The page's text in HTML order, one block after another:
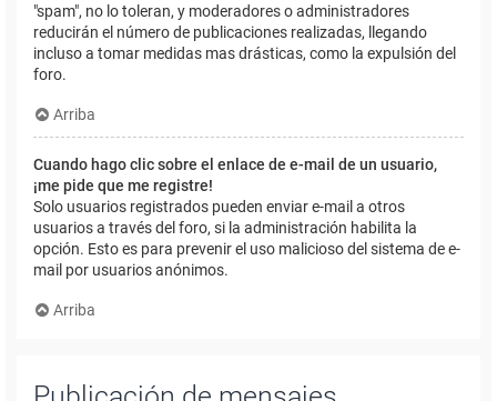
"spam", no lo toleran, y moderadores o administradores
reducirán el número de publicaciones realizadas, llegando
incluso a tomar medidas mas drásticas, como la expulsión del
foro.
Arriba
Cuando hago clic sobre el enlace de e-mail de un usuario,
¡me pide que me registre!
Solo usuarios registrados pueden enviar e-mail a otros
usuarios a través del foro, si la administración habilita la
opción. Esto es para prevenir el uso malicioso del sistema de e-
mail por usuarios anónimos.
Arriba